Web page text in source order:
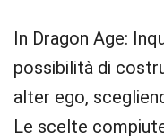
In Dragon Age:
possibilità di
alter ego,
Le scelte